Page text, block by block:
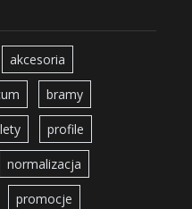
akcesoria
bramy
profile
normalizacja
promocje